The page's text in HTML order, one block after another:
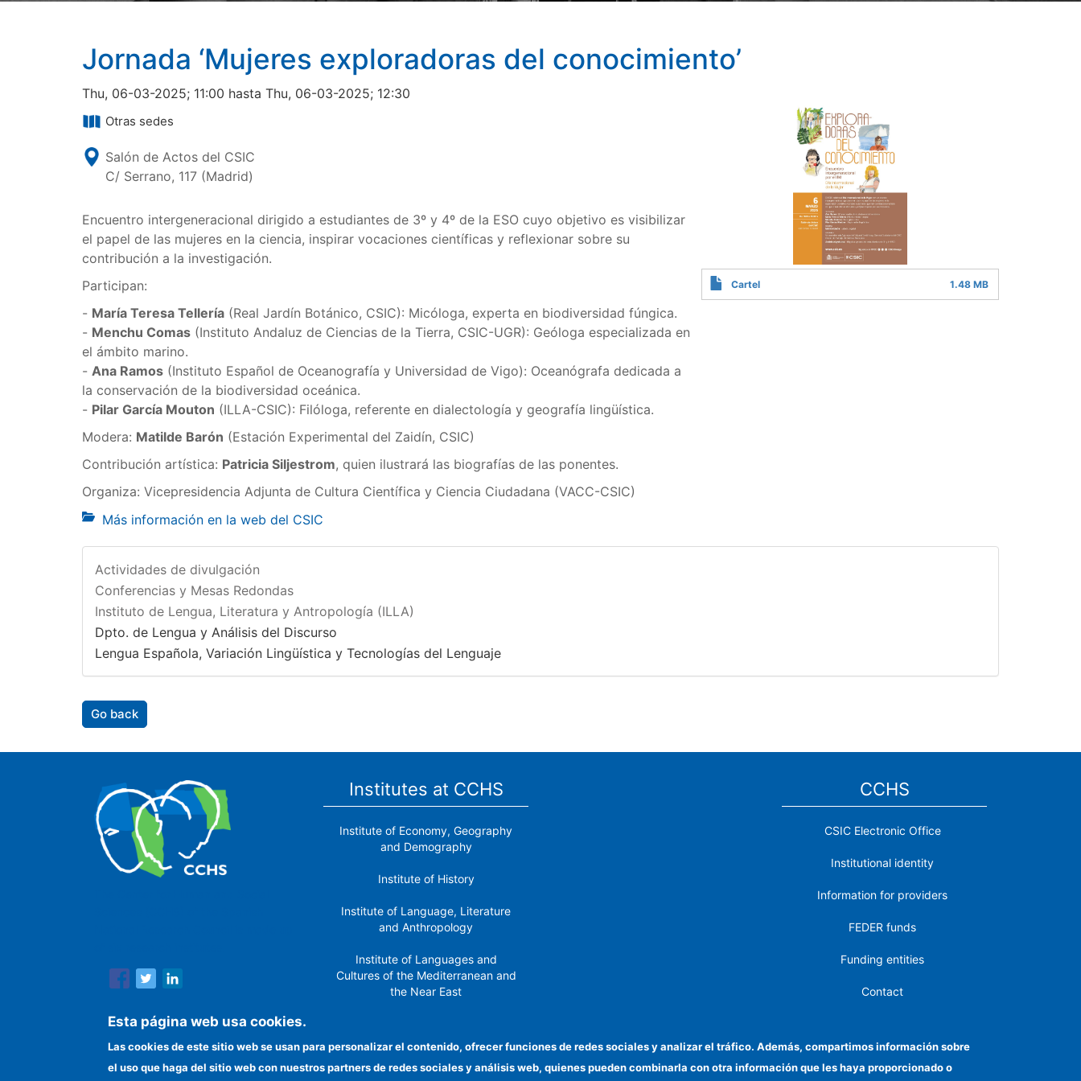
Jornada ‘Mujeres exploradoras del conocimiento’
Thu, 06-03-2025; 11:00 hasta Thu, 06-03-2025; 12:30
Otras sedes
Salón de Actos del CSIC
C/ Serrano, 117 (Madrid)
Encuentro intergeneracional dirigido a estudiantes de 3º y 4º de la ESO cuyo objetivo es visibilizar
el papel de las mujeres en la ciencia, inspirar vocaciones científicas y reflexionar sobre su
contribución a la investigación.
Participan:
- María Teresa Tellería (Real Jardín Botánico, CSIC): Micóloga, experta en biodiversidad fúngica.
- Menchu Comas (Instituto Andaluz de Ciencias de la Tierra, CSIC-UGR): Geóloga especializada en
el ámbito marino.
- Ana Ramos (Instituto Español de Oceanografía y Universidad de Vigo): Oceanógrafa dedicada a
la conservación de la biodiversidad oceánica.
- Pilar García Mouton (ILLA-CSIC): Filóloga, referente en dialectología y geografía lingüística.
Modera: Matilde Barón (Estación Experimental del Zaidín, CSIC)
Contribución artística: Patricia Siljestrom, quien ilustrará las biografías de las ponentes.
Organiza: Vicepresidencia Adjunta de Cultura Científica y Ciencia Ciudadana (VACC-CSIC)
Cartel 1.48 MB
Más información en la web del CSIC
Actividades de divulgación
Conferencias y Mesas Redondas
Instituto de Lengua, Literatura y Antropología (ILLA)
Dpto. de Lengua y Análisis del Discurso
Lengua Española, Variación Lingüística y Tecnologías del Lenguaje
Go back
Institutes at CCHS
Institute of Economy, Geography
and Demography
Institute of History
Institute of Language, Literature
and Anthropology
Institute of Languages ​​and
Cultures of the Mediterranean and
the Near East
Institute of Public Policies and
Goods
CCHS
CSIC Electronic Office
Institutional identity
Information for providers
FEDER funds
Funding entities
Contact
Esta página web usa cookies.
Las cookies de este sitio web se usan para personalizar el contenido, ofrecer funciones de redes sociales y analizar el tráfico. Además, compartimos información sobre
el uso que haga del sitio web con nuestros partners de redes sociales y análisis web, quienes pueden combinarla con otra información que les haya proporcionado o